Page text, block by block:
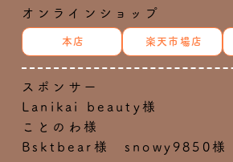
オンラインショップ
本店 楽天市場店
スポンサー
Lanikai beauty様
ことのわ様
Bsktbear様 snowy9850様